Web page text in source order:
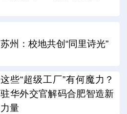
苏州：校地共创“同里诗光”
这些“超级工厂”有何魔力？
驻华外交官解码合肥智造新
力量